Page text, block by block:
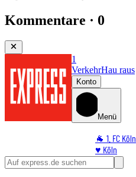
Kommentare · 0
1
VerkehrHau raus
Konto
Menü
🐐 1. FC Köln
♥️ Köln
⭐ Promi